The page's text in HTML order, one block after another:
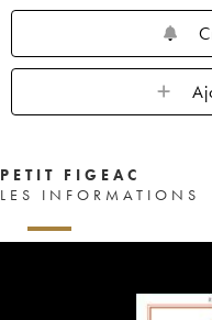
PETIT FIGEAC
LES INFORMATIONS